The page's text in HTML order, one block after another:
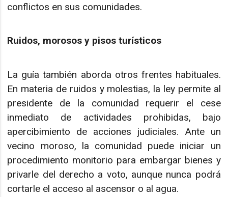
conflictos en sus comunidades.
Ruidos, morosos y pisos turísticos
La guía también aborda otros frentes habituales.
En materia de ruidos y molestias, la ley permite al
presidente de la comunidad requerir el cese
inmediato de actividades prohibidas, bajo
apercibimiento de acciones judiciales. Ante un
vecino moroso, la comunidad puede iniciar un
procedimiento monitorio para embargar bienes y
privarle del derecho a voto, aunque nunca podrá
cortarle el acceso al ascensor o al agua.